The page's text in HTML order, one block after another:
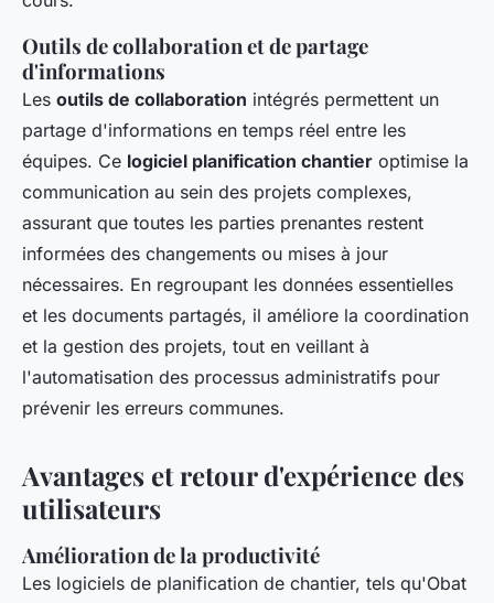
Outils de collaboration et de partage
d'informations
Les outils de collaboration intégrés permettent un
partage d'informations en temps réel entre les
équipes. Ce logiciel planification chantier optimise la
communication au sein des projets complexes,
assurant que toutes les parties prenantes restent
informées des changements ou mises à jour
nécessaires. En regroupant les données essentielles
et les documents partagés, il améliore la coordination
et la gestion des projets, tout en veillant à
l'automatisation des processus administratifs pour
prévenir les erreurs communes.
Avantages et retour d'expérience des
utilisateurs
Amélioration de la productivité
Les logiciels de planification de chantier, tels qu'Obat